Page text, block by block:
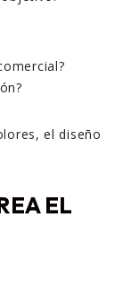
el diseño
EL